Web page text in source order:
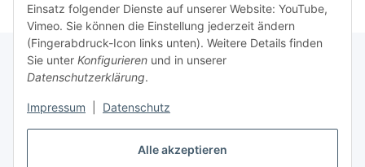
Alle akzeptieren
Einsatz folgender Dienste auf unserer Website: YouTube,
Vimeo. Sie können die Einstellung jederzeit ändern
(Fingerabdruck-Icon links unten). Weitere Details finden
Sie unter Konfigurieren und in unserer
Datenschutzerklärung.
Impressum Datenschutz